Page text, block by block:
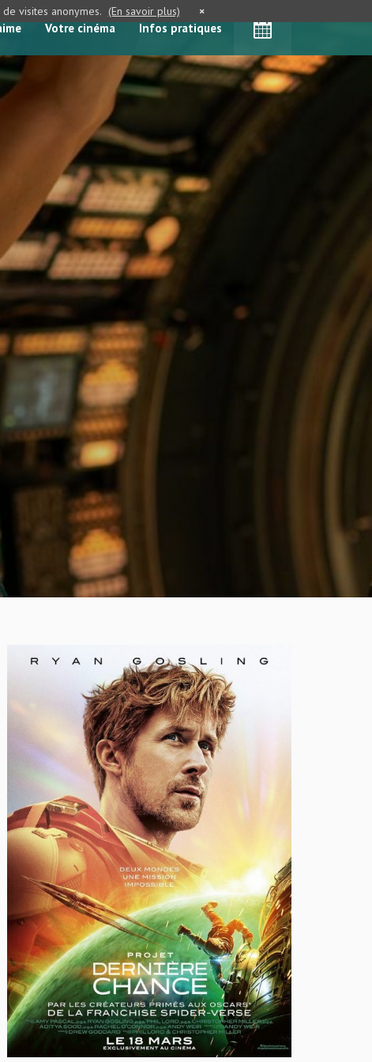
Votre cinéma Infos pratiques
visites anonymes. (En savoir plus) ×